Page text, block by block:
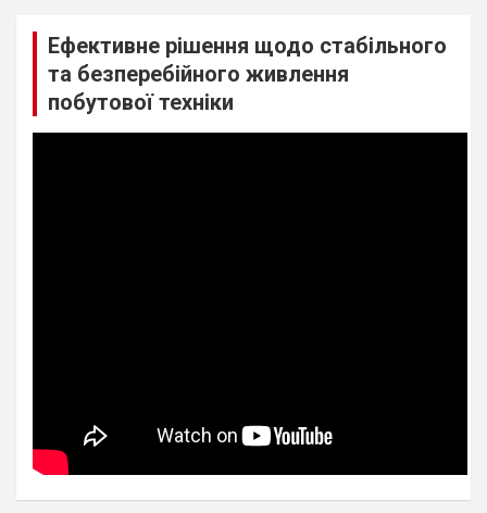
Ефективне рішення щодо стабільного
та безперебійного живлення
побутової техніки